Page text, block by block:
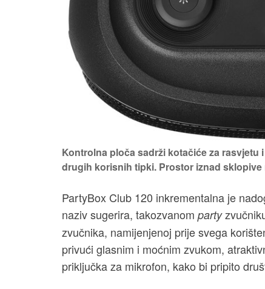
Kontrolna ploča sadrži kotačiće za
drugih korisnih tipki. Prostor iznad
PartyBox Club 120 inkrementalna je
naziv sugerira, takozvanom party
zvučnika, namijenjenoj prije svega
privući glasnim i moćnim zvukom,
priključka za mikrofon, kako bi pripito